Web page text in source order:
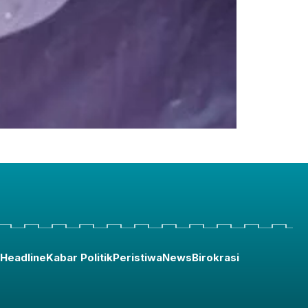
HeadlineKabar PolitikPeristiwaNewsBirokrasi